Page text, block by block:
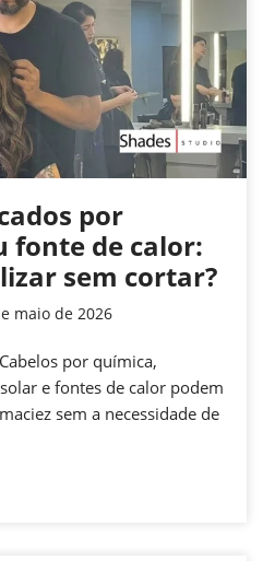
por
fonte de calor:
sem cortar?
maio de 2026
por química,
e fontes de calor podem
sem a necessidade de